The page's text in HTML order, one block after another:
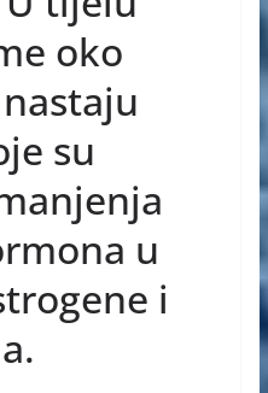
oko
su
u
i